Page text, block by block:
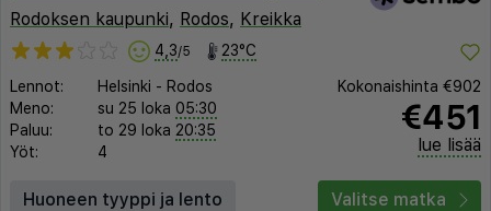
Rodoksen kaupunki, Rodos, Kreikka
4,3/5 23°C
Lennot: Helsinki - Rodos
Meno:
su 25 loka 05:30
Paluu:
to 29 loka 20:35
Yöt:
4
Kokonaishinta €902
€451
lue lisää
Huoneen tyyppi ja lento Valitse matka